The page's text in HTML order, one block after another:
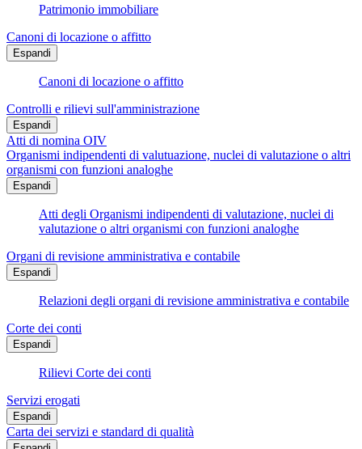
Patrimonio immobiliare
Canoni di locazione o affitto
Espandi
Canoni di locazione o affitto
Controlli e rilievi sull'amministrazione
Espandi
Atti di nomina OIV
Organismi indipendenti di valutuazione, nuclei di valutazione o altri
organismi con funzioni analoghe
Espandi
Atti degli Organismi indipendenti di valutazione, nuclei di
valutazione o altri organismi con funzioni analoghe
Organi di revisione amministrativa e contabile
Espandi
Relazioni degli organi di revisione amministrativa e contabile
Corte dei conti
Espandi
Rilievi Corte dei conti
Servizi erogati
Espandi
Carta dei servizi e standard di qualità